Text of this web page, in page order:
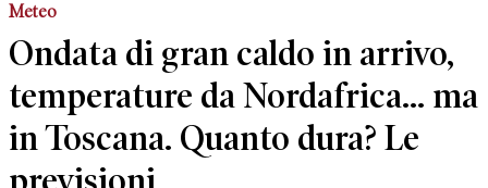
Meteo
Ondata di gran caldo in arrivo,
temperature da Nordafrica... ma
in Toscana. Quanto dura? Le
previsioni